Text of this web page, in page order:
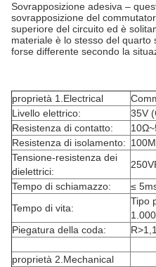
Sovrapposizione adesiva –
sovrapposizione del
superiore del circuito ed è
materiale è lo stesso del
forse differente secondo la
proprietà 1.Electrical
Livello elettrico:
35V
Resistenza di contatto:
Resistenza di isolamento:
Tensione-resistenza dei
dielettrici:
Tempo di schiamazzo:
≤
Tempo di vita:
Tipo
Piegatura della coda:
proprietà 2.Mechanical